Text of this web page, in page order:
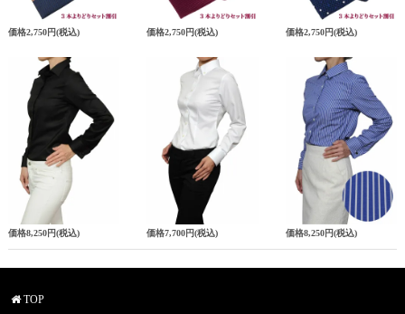
価格2,750円(税込) 価格2,750円(税込) 価格2,750円(税込)
価格8,250円(税込) 価格7,700円(税込) 価格8,250円(税込)
TOP